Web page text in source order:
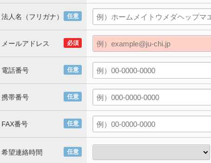
任意
法人名（フリガナ）
必須
メールアドレス
任意
電話番号
任意
携帯番号
任意
FAX番号
任意
希望連絡時間